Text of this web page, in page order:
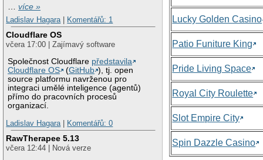
…více »
Ladislav Hagara
Komentářů: 1
Cloudflare OS
včera 17:00 | Zajímavý software
Společnost Cloudflare představila
Cloudflare OS
(GitHub ), tj. open
source platformu navrženou pro
integraci umělé inteligence (agentů)
přímo do pracovních procesů
organizací.
Ladislav Hagara
Komentářů: 0
RawTherapee 5.13
včera 12:44 | Nová verze
Lucky Golden Casino
Patio Funiture King
Pride Living Space
Royal City Roulette
Slot Empire City
Spin Dazzle Casino